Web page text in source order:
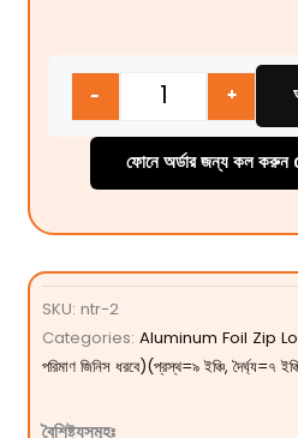
Quantity
- +
ফোনে অর্ডার জন্য কল
SKU: ntr-2
Categories: Aluminum Foil Zip Lock
পরিমাণ জিনিস ধরবে)(প্রস্থ=৯ ইঞ্চি, দৈর্ঘ্য=৭
বৈশিষ্ট্যসমূহঃ